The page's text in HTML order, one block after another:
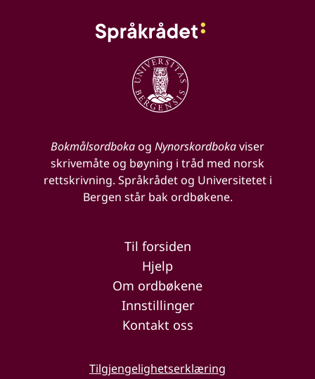
Bokmålsordbokaog Nynorskordbokaviser
skrivemåte og bøyning i tråd med norsk
rettskrivning. Språkrådet og Universitetet i
Bergen står bak ordbøkene.
Til forsiden
Hjelp
Om ordbøkene
Innstillinger
Kontakt oss
Tilgjengelighetserklæring